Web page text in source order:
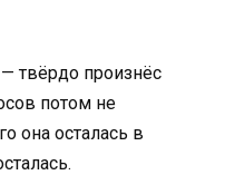
твёрдо произнёс
потом не
она осталась в